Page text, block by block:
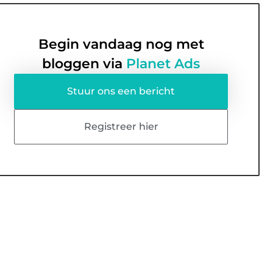
Begin vandaag nog met
bloggen via Planet Ads
Stuur ons een bericht
Registreer hier